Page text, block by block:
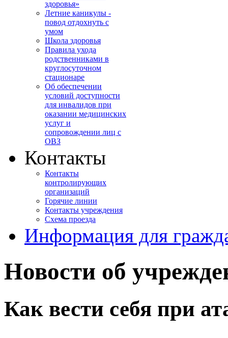
здоровья»
Летние каникулы -
повод отдохнуть с
умом
Школа здоровья
Правила ухода
родственниками в
круглосуточном
стационаре
Об обеспечении
условий доступности
для инвалидов при
оказании медицинских
услуг и
сопровождении лиц с
ОВЗ
Контакты
Контакты
контролирующих
организаций
Горячие линии
Контакты учреждения
Схема проезда
Информация для
Новости об
Как вести себя при